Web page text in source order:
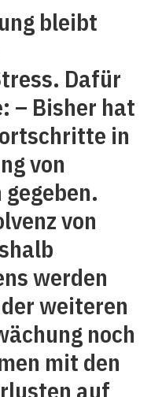
bleibt
Dafür
– Bisher hat
in
von
von
werden
weiteren
noch
mit den
auf